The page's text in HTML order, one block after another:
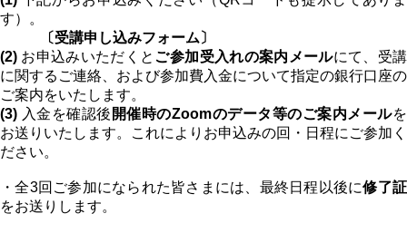
す）。
〔受講申し込みフォーム〕
(2) お申込みいただくと ご参加受入れの案内メールにて、受講
に関するご連絡、および参加費入金について指定の銀行口座の
ご案内をいたします。
(3) 入金を確認後 開催時のZoomのデータ等のご案内メールを
お送りいたします。これによりお申込みの回・日程にご参加く
ださい。
・全3回ご参加になられた皆さまには、最終日程以後に修了証
をお送りします。